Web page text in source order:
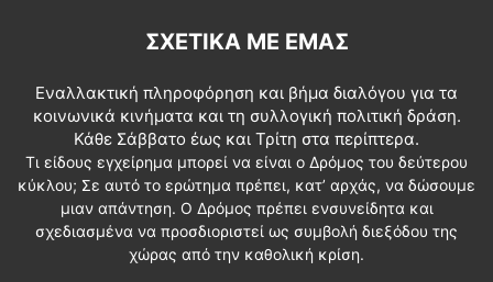
ΣΧΕΤΙΚΆ ΜΕ ΕΜΆΣ
Εναλλακτική πληροφόρηση και βήμα διαλόγου για τα
κοινωνικά κινήματα και τη συλλογική πολιτική δράση.
Κάθε Σάββατο έως και Τρίτη στα περίπτερα.
Τι είδους εγχείρημα μπορεί να είναι ο Δρόμος του δεύτερου
κύκλου; Σε αυτό το ερώτημα πρέπει, κατ’ αρχάς, να δώσουμε
μιαν απάντηση. Ο Δρόμος πρέπει ενσυνείδητα και
σχεδιασμένα να προσδιοριστεί ως συμβολή διεξόδου της
χώρας από την καθολική κρίση.